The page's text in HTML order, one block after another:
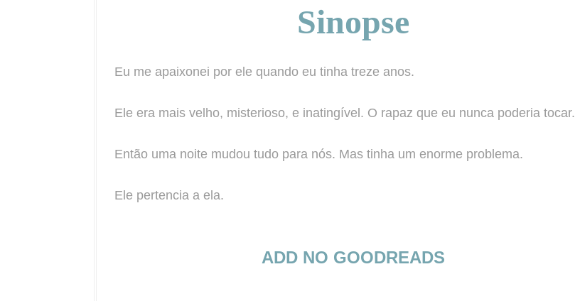
Sinopse
Eu me apaixonei por ele quando eu tinha treze anos.
Ele era mais velho, misterioso, e inatingível. O rapaz que eu nunca poderia tocar.
Então uma noite mudou tudo para nós. Mas tinha um enorme problema.
Ele pertencia a ela.
ADD NO GOODREADS